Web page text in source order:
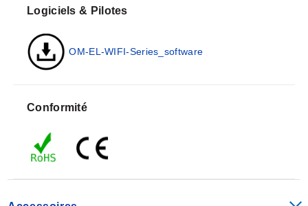
Pendant la configuration, l'enregistreur de données
recherche un réseau sans fil existant lorsqu'il est
physiquement connecté au PC. Il peut ensuite être
placé n'importe où à l'intérieur de l'échelle du réseau.
connexion au réseau, il enregistre les mesures jusqu'à
l'application PC (max. 60 jours à un intervalle
d'échantillonnage de 10 secondes pour OM-EL-WIFI-
secondes pour OM-EL-WIFI-TP, OM-EL-WIFI-T et OM-
EL-WIFI-TC (max. 30 jours à un intervalle
Logiciels & Pilotes
OM-EL-WIFI-Series_software
Conformité